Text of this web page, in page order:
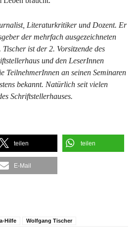
Literaturkritiker und Dozent. Er
der mehrfach ausgezeichneten
Tischer ist der 2. Vorsitzende des
und den LeserInnen
TeilnehmerInnen an seinen Seminaren
bekannt. Natürlich seit vielen
Schriftstellerhauses.
teilen teilen
E-Mail
Hilfe Wolfgang Tischer